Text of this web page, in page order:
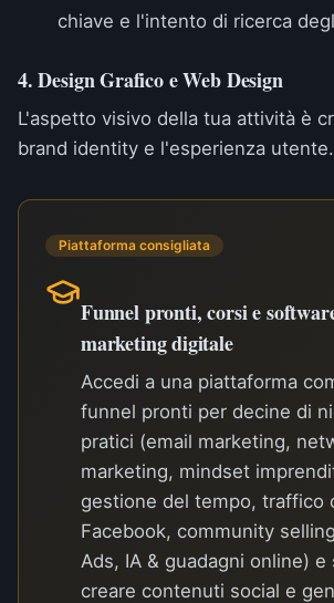
chiave e l'intento di ricerca
4. Design Grafico e Web Design
L'aspetto visivo della tua attività è
brand identity e l'esperienza utente.
Piattaforma consigliata
Funnel pronti, corsi e
marketing digitale
Accedi a una piattaforma
funnel pronti per decine di
pratici (email marketing,
marketing, mindset
gestione del tempo, traffico
Facebook, community
Ads, IA & guadagni online)
creare contenuti social e